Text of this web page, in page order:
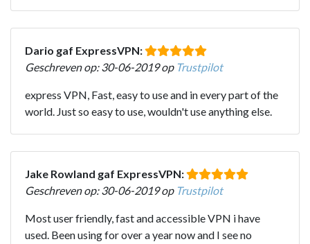
Dario gaf ExpressVPN:
Geschreven op: 30-06-2019 op Trustpilot
express VPN, Fast, easy to use and in every part of the
world. Just so easy to use, wouldn't use anything else.
Jake Rowland gaf ExpressVPN:
Geschreven op: 30-06-2019 op Trustpilot
Most user friendly, fast and accessible VPN i have
used. Been using for over a year now and I see no